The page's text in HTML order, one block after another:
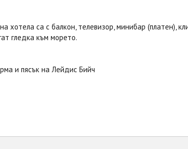
хотела са с балкон, телевизор, минибар (платен),
гледка към морето.
и пясък на Лейдис Бийч